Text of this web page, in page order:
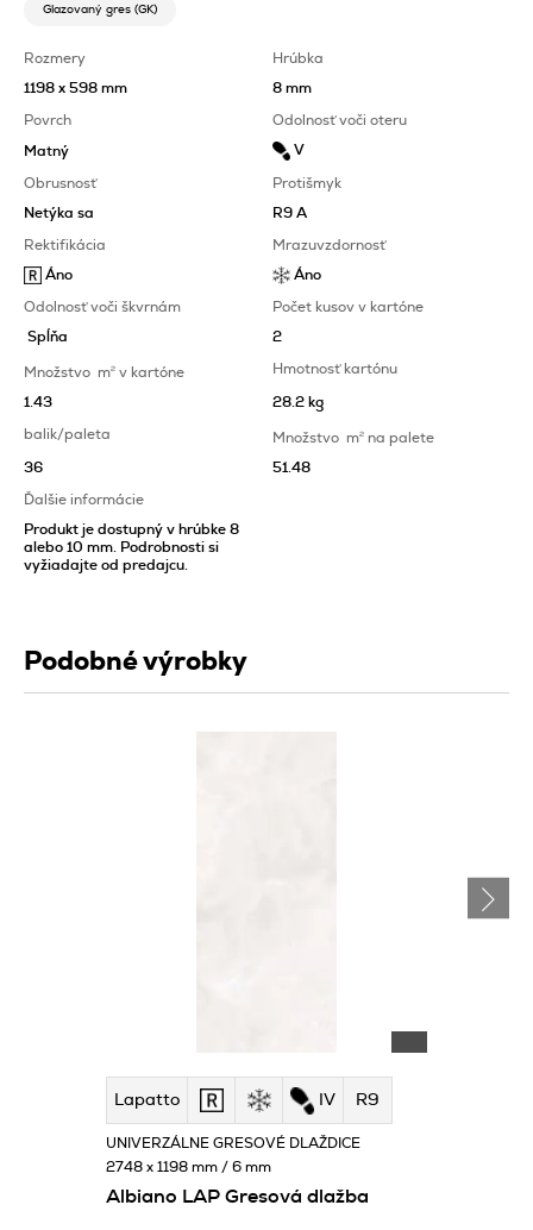
Glazovaný gres (GK)
Rozmery
1198 x 598 mm
Hrúbka
8 mm
Povrch
Matný
Odolnosť voči oteru
V
Obrusnosť
Netýka sa
Protišmyk
R9 A
Rektifikácia
Áno
Mrazuvzdornosť
Áno
Odolnosť voči škvrnám
Spĺňa
Počet kusov v kartóne
2
Množstvo m2 v kartóne
1.43
Hmotnosť kartónu
28.2 kg
balik/paleta
36
Množstvom2 na palete
51.48
Ďalšie informácie
Produkt je dostupný v hrúbke 8
alebo 10 mm. Podrobnosti si
vyžiadajte od predajcu.
Podobné výrobky
Lapatto IV R9
Albiano LAP Gresová dlažba
UNIVERZÁLNE GRESOVÉ DLAŽDICE
2748 x 1198 mm / 6 mm